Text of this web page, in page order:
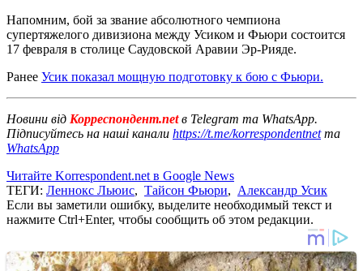
Напомним, бой за звание абсолютного чемпиона
супертяжелого дивизиона между Усиком и Фьюри состоится
17 февраля в столице Саудовской Аравии Эр-Рияде.
Ранее Усик показал мощную подготовку к бою с Фьюри.
Новини від Корреспондент.netв Telegram та WhatsApp.
Підписуйтесь на наші канали https://t.me/korrespondentnetта
WhatsApp
Читайте Korrespondent.net в Google News
ТЕГИ: Леннокс Льюис, Тайсон Фьюри, Александр Усик
Если вы заметили ошибку, выделите необходимый текст и
нажмите Ctrl+Enter, чтобы сообщить об этом редакции.